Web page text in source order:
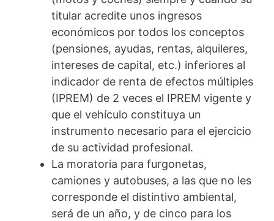
titular acredite unos ingresos
económicos por todos los conceptos
(pensiones, ayudas, rentas, alquileres,
intereses de capital, etc.) inferiores al
indicador de renta de efectos múltiples
(IPREM) de 2 veces el IPREM vigente y
que el vehículo constituya un
instrumento necesario para el ejercicio
de su actividad profesional.
La moratoria para furgonetas,
camiones y autobuses, a las que no les
corresponde el distintivo ambiental,
será de un año, y de cinco para los